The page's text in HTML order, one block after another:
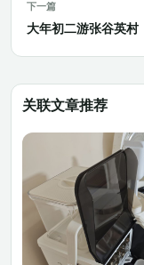
下一篇
大年初二游张谷英村
关联文章推荐